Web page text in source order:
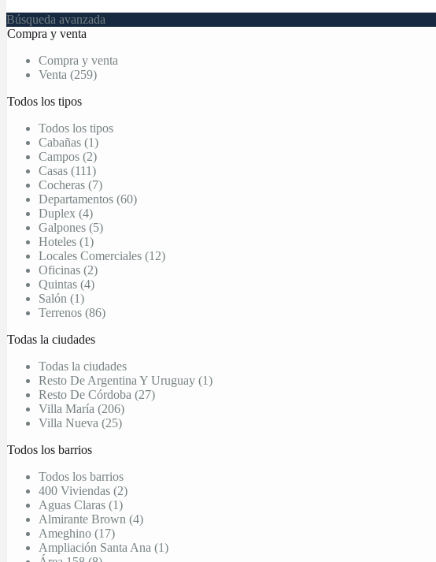
Búsqueda avanzada
Compra y venta
Compra y venta
Venta (259)
Todos los tipos
Todos los tipos
Cabañas (1)
Campos (2)
Casas (111)
Cocheras (7)
Departamentos (60)
Duplex (4)
Galpones (5)
Hoteles (1)
Locales Comerciales (12)
Oficinas (2)
Quintas (4)
Salón (1)
Terrenos (86)
Todas la ciudades
Todas la ciudades
Resto De Argentina Y Uruguay (1)
Resto De Córdoba (27)
Villa María (206)
Villa Nueva (25)
Todos los barrios
Todos los barrios
400 Viviendas (2)
Aguas Claras (1)
Almirante Brown (4)
Ameghino (17)
Ampliación Santa Ana (1)